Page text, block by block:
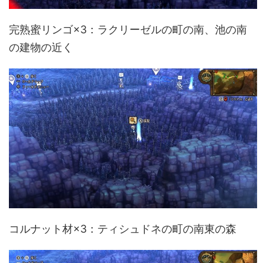
完熟蜜リンゴ×3：ラクリーゼルの町の南、池の南
の建物の近く
コルナット材×3：ティシュドネの町の南東の森